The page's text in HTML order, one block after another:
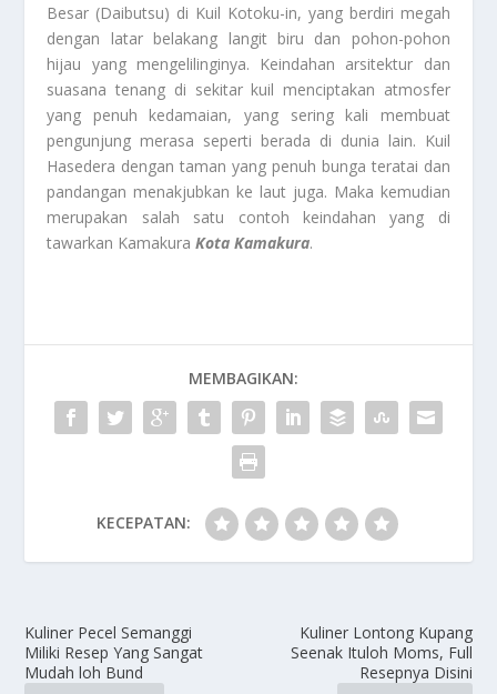
Besar (Daibutsu) di Kuil Kotoku-in, yang berdiri megah
dengan latar belakang langit biru dan pohon-pohon
hijau yang mengelilinginya. Keindahan arsitektur dan
suasana tenang di sekitar kuil menciptakan atmosfer
yang penuh kedamaian, yang sering kali membuat
pengunjung merasa seperti berada di dunia lain. Kuil
Hasedera dengan taman yang penuh bunga teratai dan
pandangan menakjubkan ke laut juga. Maka kemudian
merupakan salah satu contoh keindahan yang di
tawarkan Kamakura Kota Kamakura.
MEMBAGIKAN:
KECEPATAN:
Kuliner Pecel Semanggi
Miliki Resep Yang Sangat
Mudah loh Bund
Kuliner Lontong Kupang
Seenak Ituloh Moms, Full
Resepnya Disini